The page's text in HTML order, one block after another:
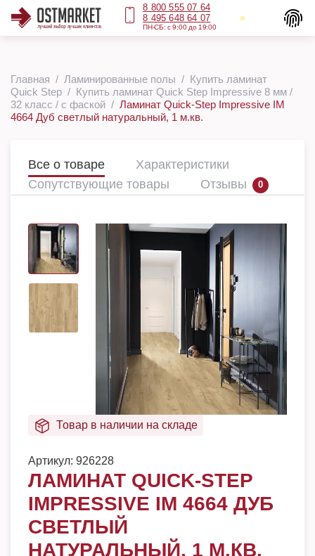
8 800 555 07 64
8 495 648 64 07
ПН-СБ: с 9:00 до 19:00
Главная Ламинированные полы
Купить ламинат
Quick Step
Купить ламинат Quick Step Impressive 8 мм /
32 класс / с фаской
Ламинат Quick-Step Impressive IM
4664 Дуб светлый натуральный, 1 м.кв.
Все о товаре
Характеристики
Сопутствующие товары
Отзывы 0
Товар в наличии на складе
Артикул: 926228
ЛАМИНАТ QUICK-STEP
IMPRESSIVE IM 4664 ДУБ
СВЕТЛЫЙ
НАТУРАЛЬНЫЙ, 1 М.КВ.